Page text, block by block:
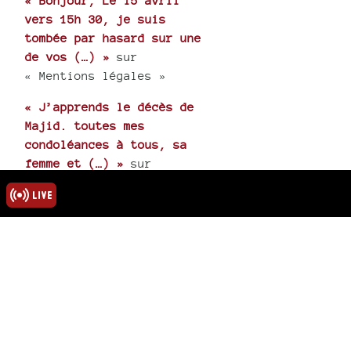
vers 15h 30, je suis
tombée par hasard sur une
de vos (…) » sur
« Mentions légales »
« J’apprends le décès de
Majid. toutes mes
condoléances à tous, sa
femme et (…) » sur
« Hommage au poète
Abdelmadjid Kaouah »